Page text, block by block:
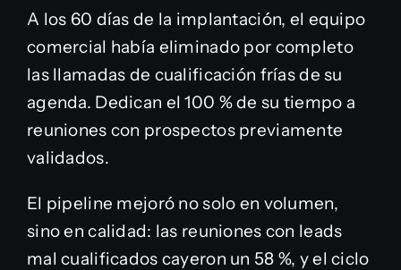
A los 60 días de la implantación, el equipo
comercial había eliminado por completo
las llamadas de cualificación frías de su
agenda. Dedican el 100 % de su tiempo a
reuniones con prospectos previamente
validados.
El pipeline mejoró no solo en volumen,
sino en calidad: las reuniones con leads
mal cualificados cayeron un 58 %, y el ciclo